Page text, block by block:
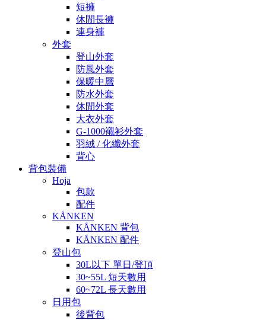
短褲
休閒長褲
連身褲
外套
登山外套
防風外套
保暖中層
防水外套
休閒外套
大衣外套
G-1000襯衫外套
羽絨 / 化纖外套
背心
背包裝備
Hoja
包款
配件
KÅNKEN
KÅNKEN 背包
KÅNKEN 配件
登山包
30L以下 單日/登頂
30~55L 短天數用
60~72L 長天數用
日用包
後背包